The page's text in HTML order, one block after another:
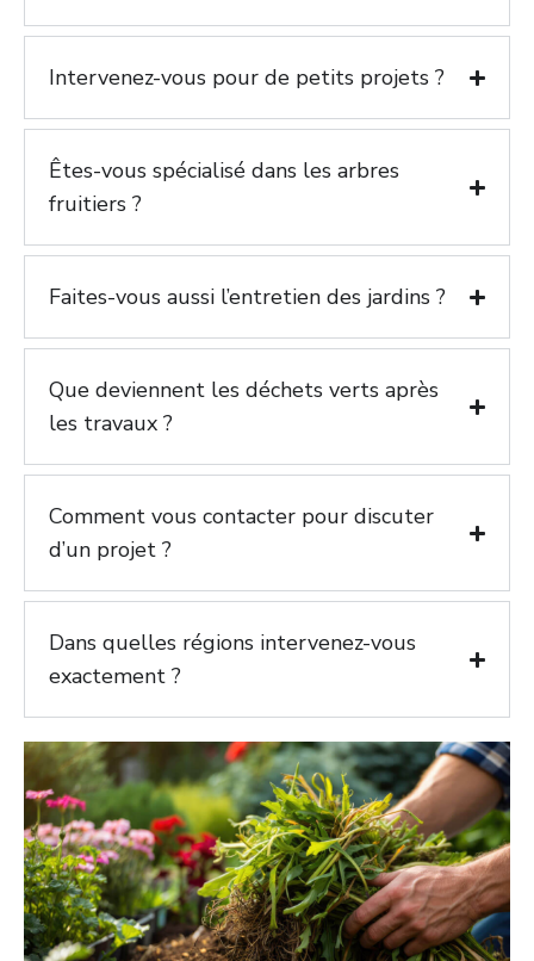
Intervenez-vous pour de petits projets ?
Êtes-vous spécialisé dans les arbres
fruitiers ?
Faites-vous aussi l’entretien des jardins ?
Que deviennent les déchets verts après
les travaux ?
Comment vous contacter pour discuter
d’un projet ?
Dans quelles régions intervenez-vous
exactement ?